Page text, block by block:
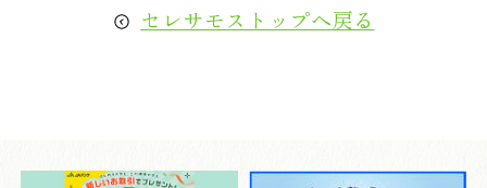
セレサモストップへ戻る